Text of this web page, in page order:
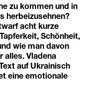
zu kommen und in
herbeizusehnen?
acht kurze
Schönheit,
wie man davon
alles. Vladena
auf Ukrainisch
eine emotionale